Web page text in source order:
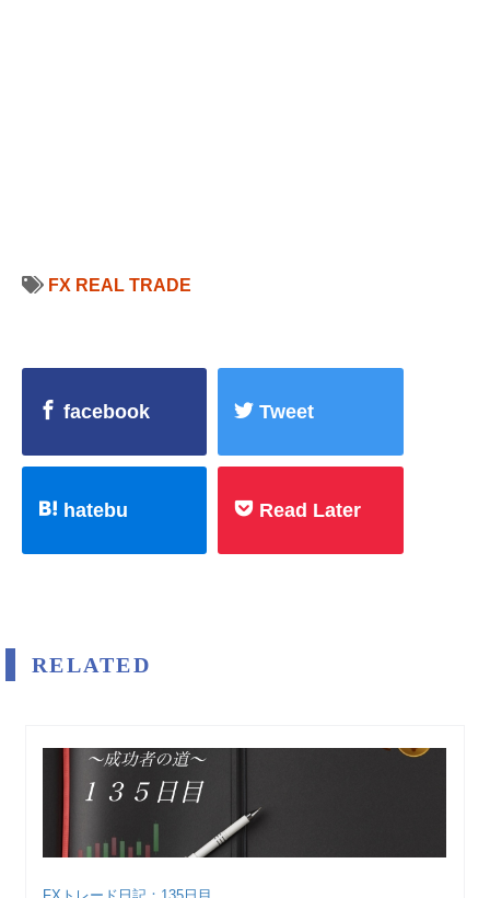
FX REAL TRADE
facebook Tweet
hatebu Read Later
RELATED